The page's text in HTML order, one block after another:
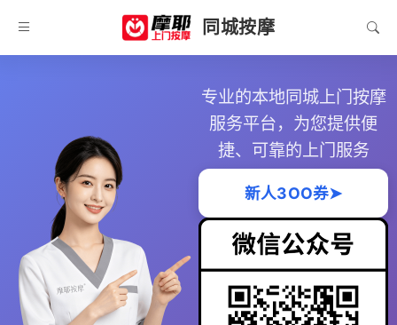
同城按摩
专业的本地同城上门按摩
服务平台，为您提供便
捷、可靠的上门服务
新人3OO券➤